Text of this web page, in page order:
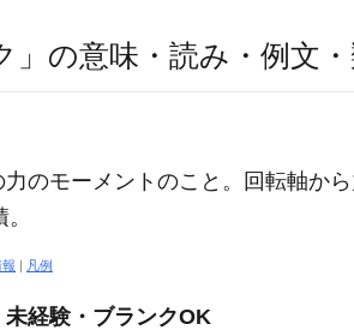
」の意味・読み・例文
のモーメントのこと。回転軸か
| 凡例
経験・ブランクOK